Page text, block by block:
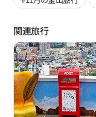
関連旅行